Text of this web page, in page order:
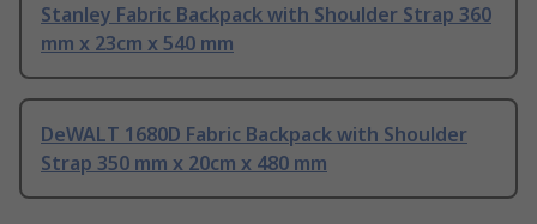
Stanley Fabric Backpack with Shoulder Strap 360
mm x 23cm x 540 mm
DeWALT 1680D Fabric Backpack with Shoulder
Strap 350 mm x 20cm x 480 mm